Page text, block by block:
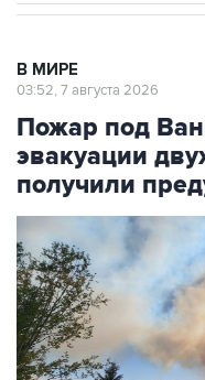
В МИРЕ
03:52, 7 августа 2026
Пожар под
эвакуации
получили